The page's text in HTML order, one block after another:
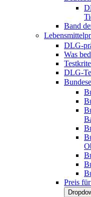
Band
DLG-
Was
DLG-
Preis